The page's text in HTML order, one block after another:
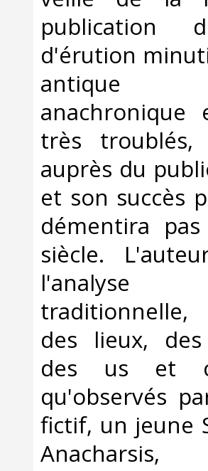
publication
d'érution
antique
anachronique
très troublés,
auprès du
et son succès
démentira
siècle.
l'analyse
traditionnelle,
des lieux, des
des us et
qu'observés
fictif, un jeune